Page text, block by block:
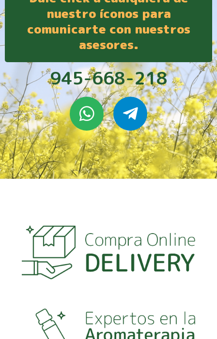
nuestro íconos para
comunicarte con nuestros
asesores.
945-668-218